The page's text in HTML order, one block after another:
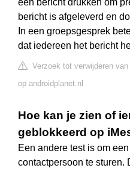
een bericht drukken om
bericht is afgeleverd en
In een groepsgesprek
dat iedereen het bericht
Verzoek tot verwijderen van
op androidplanet.nl
Hoe kan je zien of
geblokkeerd op
Een andere test is om
contactpersoon te sturen.